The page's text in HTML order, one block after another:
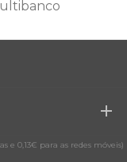
e 0,13€ para as redes móveis)